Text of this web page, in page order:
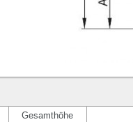
Gesamthöhe